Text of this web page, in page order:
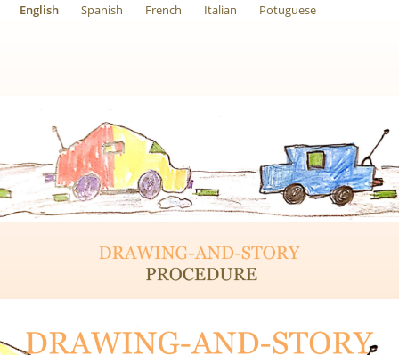
English Spanish French Italian Potuguese